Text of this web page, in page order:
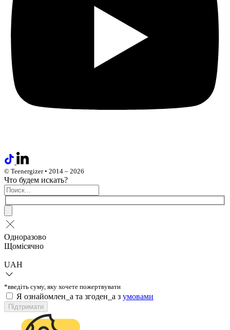
© Teenergizer • 2014 – 2026
Что будем искать?
Одноразово
Щомісячно
UAH
*введіть суму, яку хочете пожертвувати
Я ознайомлен_а та згоден_а з умовами
Підтримати